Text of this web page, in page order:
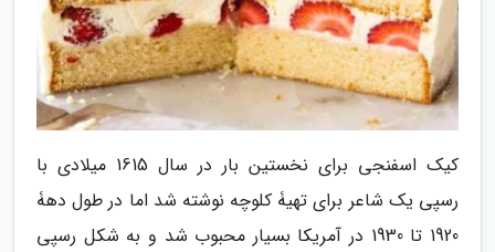
کیک اسفنجی برای نخستین بار در سال 1615 میلادی با
رسپی یک شاعر برای تهیۀ کلوچه نوشته شد اما در طول دهۀ
1920 تا 1930 در آمریکا بسیار محبوب شد و به شکل رسپی